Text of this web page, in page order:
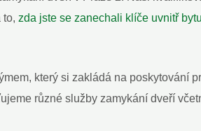
to, zda jste se zanechali ‌klíče uvnitř bytu
který si zakládá⁤ na poskytování‌
různé‌ služby zamykání dveří